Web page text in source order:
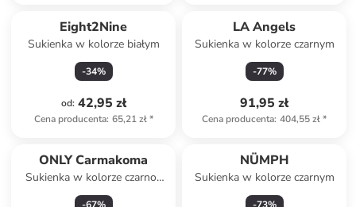
Eight2Nine
Sukienka w kolorze białym
-34%
od: 42,95 zł
Cena producenta: 65,21 zł*
LA Angels
Sukienka w kolorze czarnym
-77%
91,95 zł
Cena producenta: 404,55 zł*
ONLY Carmakoma
Sukienka w kolorze czarno-
beżowym
NÜMPH
Sukienka w kolorze czarnym